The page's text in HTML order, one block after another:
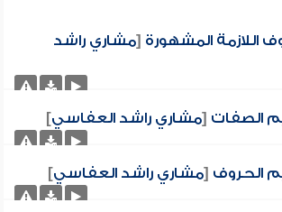
اللازمة المشهورة [مشاري راشد
الصفات [مشاري راشد العفاسي]
الحروف [مشاري راشد العفاسي]